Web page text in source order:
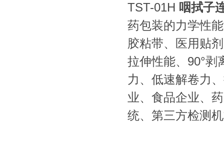
TST-01H 咽拭子
药包装的力学性
胶粘带、医用贴
拉伸性能、90°剥
力、低速解卷力
业、食品企业、
统、第三方检测